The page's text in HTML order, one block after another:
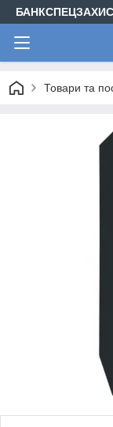
Товари та